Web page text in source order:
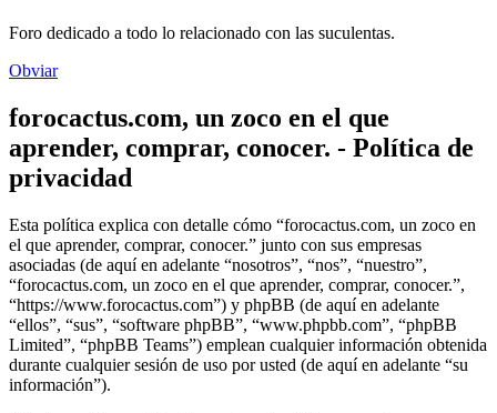
Foro dedicado a todo lo relacionado con las suculentas.
Obviar
forocactus.com, un zoco en el que
aprender, comprar, conocer. - Política de
privacidad
Esta política explica con detalle cómo “forocactus.com, un zoco en
el que aprender, comprar, conocer.” junto con sus empresas
asociadas (de aquí en adelante “nosotros”, “nos”, “nuestro”,
“forocactus.com, un zoco en el que aprender, comprar, conocer.”,
“https://www.forocactus.com”) y phpBB (de aquí en adelante
“ellos”, “sus”, “software phpBB”, “www.phpbb.com”, “phpBB
Limited”, “phpBB Teams”) emplean cualquier información obtenida
durante cualquier sesión de uso por usted (de aquí en adelante “su
información”).